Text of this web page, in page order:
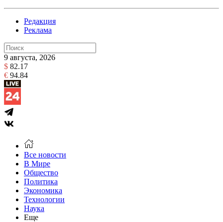
Редакция
Реклама
9 августа, 2026
$ 82.17
€ 94.84
Все новости
В Мире
Общество
Политика
Экономика
Технологии
Наука
Еще